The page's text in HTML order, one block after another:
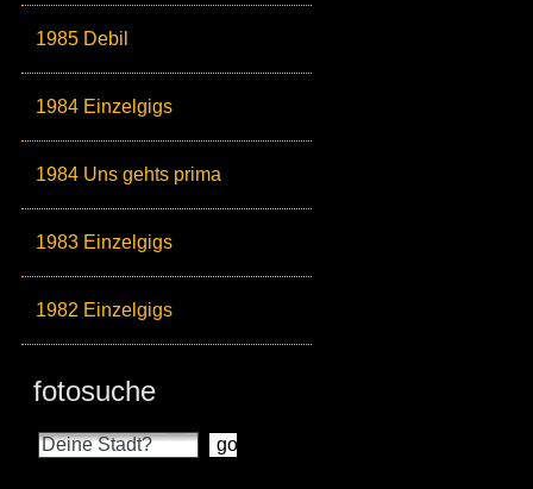
1985 Debil
1984 Einzelgigs
1984 Uns gehts prima
1983 Einzelgigs
1982 Einzelgigs
fotosuche